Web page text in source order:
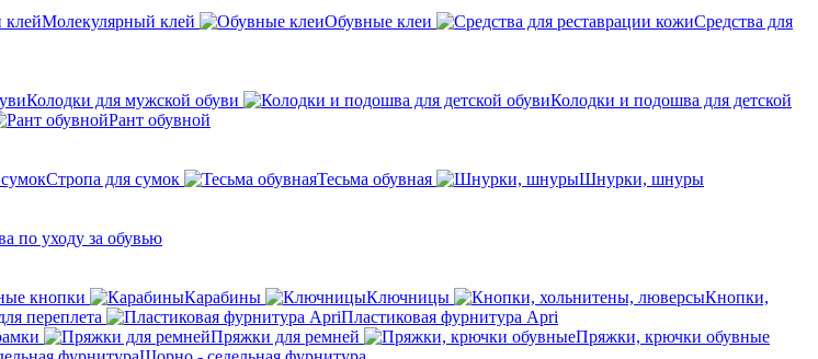
Молекулярный клей Обувные клеи
Средства для
Колодки для мужской обуви
Колодки и подошва для детской
Рант обувной
Стропа для сумок Тесьма обувная
Шнурки, шнуры
по уходу за обувью
кнопки Карабины Ключницы
Кнопки,
переплета
Пластиковая фурнитура Apri
Пряжки для ремней
Пряжки, крючки обувные